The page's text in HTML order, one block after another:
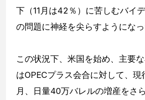
下（11月は42％）に苦しむバイ
の問題に神経を尖らすようになっ
この状況下、米国を始め、主要
はOPECプラス会合に対して、
月、日量40万バレルの増産をさ